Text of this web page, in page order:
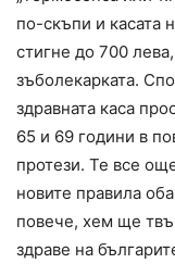
по-скъпи и касата
стигне до 700
зъболекарката.
здравната каса
65 и 69 години в
протези. Те все
новите правила
повече, хем ще
здраве на